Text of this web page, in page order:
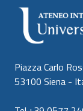
Piazza Carlo
53100 Siena -